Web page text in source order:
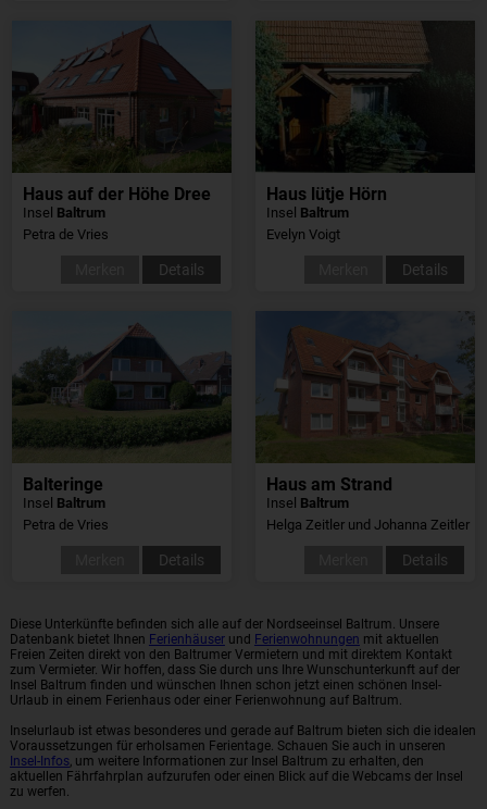
Haus auf der Höhe Dree
Insel Baltrum
Petra de Vries
Details
Haus lütje Hörn
Insel Baltrum
Evelyn Voigt
Details
Balteringe
Insel Baltrum
Petra de Vries
Details
Haus am Strand
Insel Baltrum
Helga Zeitler und Johanna Zeitler
Details
Diese Unterkünfte befinden sich alle auf der Nordseeinsel Baltrum. Unsere
Datenbank bietet Ihnen Ferienhäuserund Ferienwohnungen mit aktuellen
Freien Zeiten direkt von den Baltrumer Vermietern und mit direktem Kontakt
zum Vermieter. Wir hoffen, dass Sie durch uns Ihre Wunschunterkunft auf der
Insel Baltrum finden und wünschen Ihnen schon jetzt einen schönen Insel-
Urlaub in einem Ferienhaus oder einer Ferienwohnung auf Baltrum.
Inselurlaub ist etwas besonderes und gerade auf Baltrum bieten sich die idealen
Voraussetzungen für erholsamen Ferientage. Schauen Sie auch in unseren
Insel-Infos, um weitere Informationen zur Insel Baltrum zu erhalten, den
aktuellen Fährfahrplan aufzurufen oder einen Blick auf die Webcams der Insel
zu werfen.